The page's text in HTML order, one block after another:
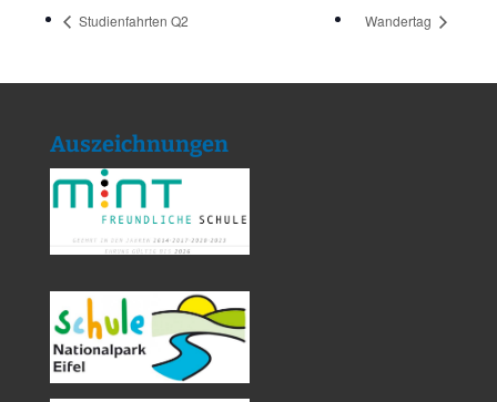
Studienfahrten Q2 Wandertag
Auszeichnungen